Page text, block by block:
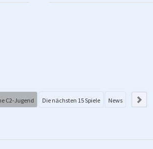
C2-Jugend Die nächsten 15 Spiele News